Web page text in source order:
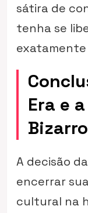
sátira de
tenha se
exatamente
Era e
Bizarro
A decisão
encerrar
cultural na